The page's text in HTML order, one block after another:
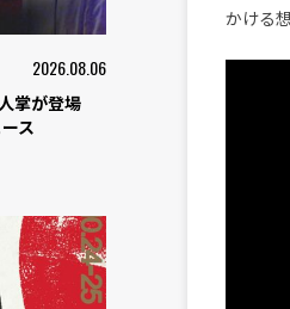
2026.08.06
掌が登場
ス
かける